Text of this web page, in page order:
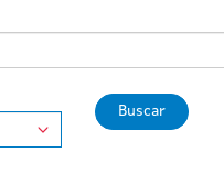
Buscar